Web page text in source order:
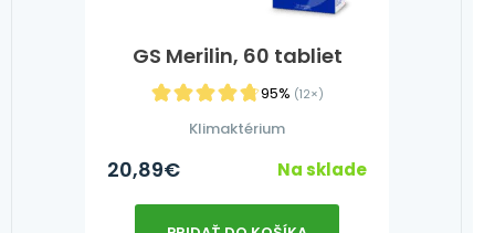
GS Merilin, 60 tabliet
95% (12×)
Klimaktérium
20,89€ Na sklade